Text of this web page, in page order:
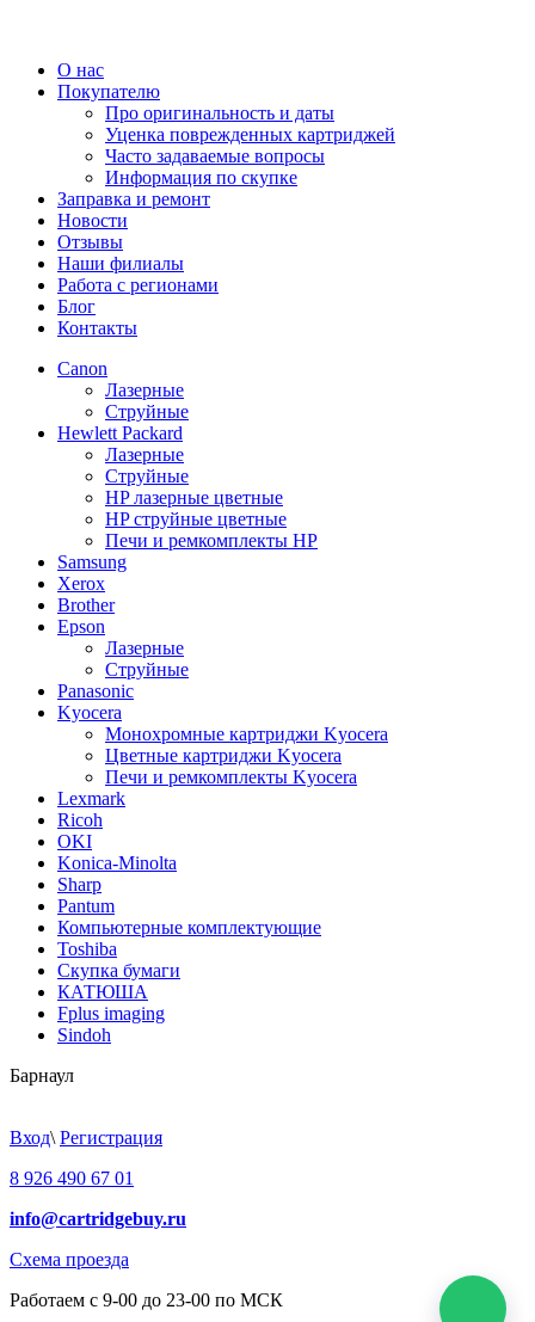
О нас
Покупателю
Про оригинальность и даты
Уценка поврежденных картриджей
Часто задаваемые вопросы
Информация по скупке
Заправка и ремонт
Новости
Отзывы
Наши филиалы
Работа с регионами
Блог
Контакты
Canon
Лазерные
Струйные
Hewlett Packard
Лазерные
Струйные
HP лазерные цветные
HP струйные цветные
Печи и ремкомплекты HP
Samsung
Xerox
Brother
Epson
Лазерные
Струйные
Panasonic
Kyocera
Монохромные картриджи Kyocera
Цветные картриджи Kyocera
Печи и ремкомплекты Kyocera
Lexmark
Ricoh
OKI
Konica-Minolta
Sharp
Pantum
Компьютерные комплектующие
Toshiba
Скупка бумаги
КАТЮША
Fplus imaging
Sindoh
Барнаул
Вход\ Регистрация
8 926 490 67 01
info@cartridgebuy.ru
Схема проезда
Работаем с 9-00 до 23-00 по МСК